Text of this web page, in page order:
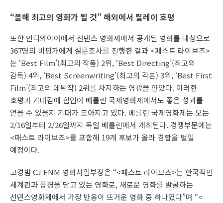
“올해 최고의 영화가 될 것” 해외에서 릴레이 호평
또한 인디와이어에서 선댄스 영화제에서 공개된 영화를 대상으로
367명의 비평가에게 설문조사를 진행한 결과 <패스트 라이브즈>
는 ‘Best Film’(최고의 작품) 2위, ‘Best Directing’(최고의
감독) 4위, ‘Best Screenwriting’(최고의 각본) 3위, ‘Best First
Film’(최고의 데뷔작) 2위를 차지하는 영광을 안았다. 이러한
호평과 기대감에 힘입어 베를린 국제영화제에서도 좋은 성과를
얻을 수 있을지 기대가 모아지고 있다. 베를린 국제영화제는 오는
2/16일부터 2/26일까지 독일 베를린에서 개최된다. 경쟁부문에는
<패스트 라이브즈>를 포함해 19개 후보가 올라 경합을 벌일
예정이다.
고경범 CJ ENM 영화사업부장은 “<패스트 라이브즈>는 한국적인
세계관과 풍경을 담고 있는 영화로, 새로운 영화를 발굴하는
선댄스영화제에서 가장 반응이 뜨거운 영화 중 하나였다”며 “<